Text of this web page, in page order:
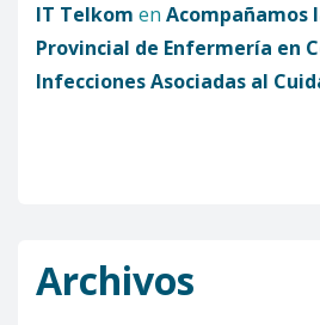
IT Telkom en Acompañamos
Provincial de Enfermería en
Infecciones Asociadas al
Archivos